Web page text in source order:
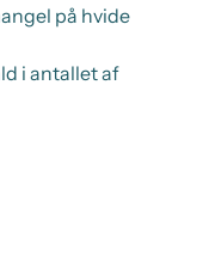
på hvide
i antallet af